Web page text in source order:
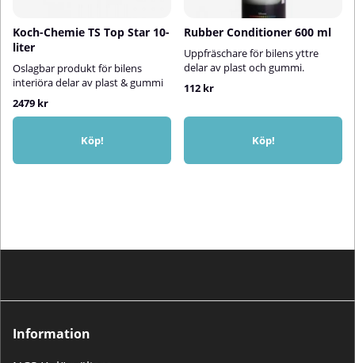
Koch-Chemie TS Top Star 10-
liter
Oslagbar produkt för bilens
interiöra delar av plast & gummi
2479 kr
Köp!
Rubber Conditioner 600 ml
Uppfräschare för bilens yttre
delar av plast och gummi.
112 kr
Köp!
Information